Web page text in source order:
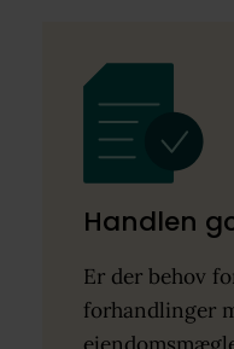
Handlen
Er der behov
forhandlinger